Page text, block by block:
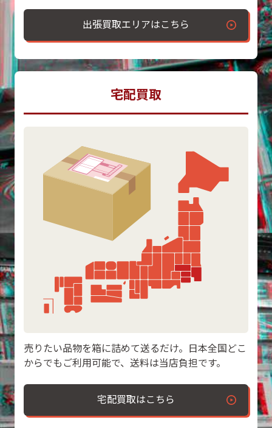
出張買取エリアはこちら
宅配買取
売りたい品物を箱に詰めて送るだけ。日本全国どこ
からでもご利用可能で、送料は当店負担です。
宅配買取はこちら